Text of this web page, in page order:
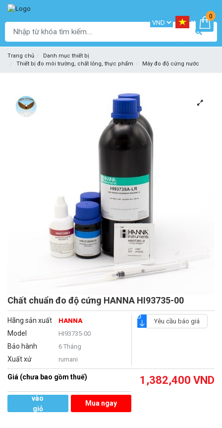
0
Trang chủ
Danh mục thiết bị
Thiết bị đo môi trường, chất lỏng, thực phẩm
Máy đo độ cứng nước
Chất chuẩn đo độ cứng HANNA HI93735-00
Hãng sản xuất HANNA
Model HI93735-00
Bảo hành 6 Tháng
Xuất xứ rumani
Yêu cầu báo giá
Giá (chưa bao gồm thuế) 1,382,400 VND
vào
giỏ
Mua ngay